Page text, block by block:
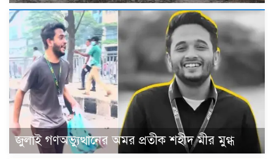
জুলাই গণঅভ্যুত্থানের অমর প্রতীক শহীদ মীর মুগ্ধ